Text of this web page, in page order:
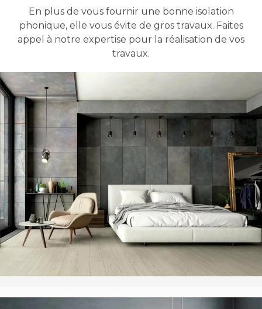
En plus de vous fournir une bonne isolation
phonique, elle vous évite de gros travaux. Faites
appel à notre expertise pour la réalisation de vos
travaux.